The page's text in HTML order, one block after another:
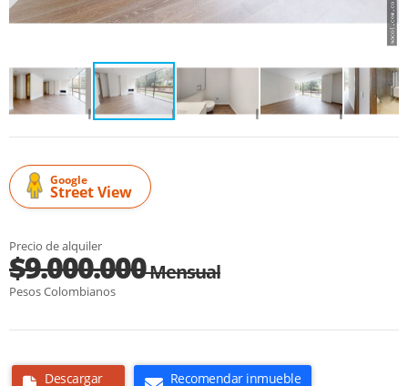
Google
Street View
Precio de alquiler
$9.000.000Mensual
Pesos Colombianos
Descargar Recomendar inmueble